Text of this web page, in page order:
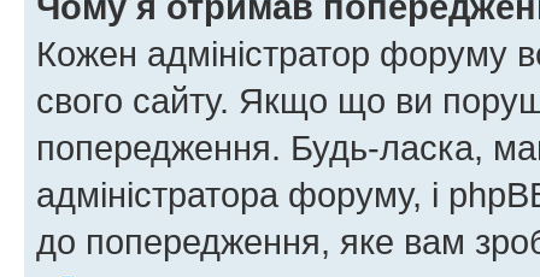
Кожен адміністратор форуму
свого сайту. Якщо що ви
попередження. Будь-ласка,
адміністратора форуму, і
до попередження, яке вам